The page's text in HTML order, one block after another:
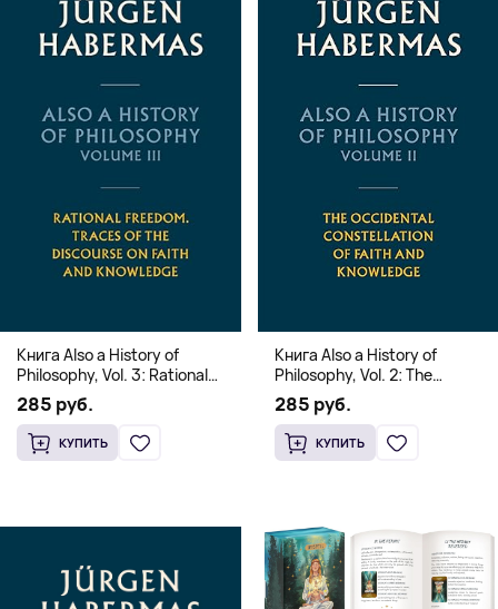
Книга Also a History of
Philosophy, Vol. 3: Rational
Freedom. Traces of the
Discourse on Faith and
Knowledge (Твердый
переплет)
285 руб.
КУПИТЬ
Книга Also a History of
Philosophy, Vol. 2: The
Occidental Constellation of
Faith and Knowledge
(Твердый переплет)
285 руб.
КУПИТЬ